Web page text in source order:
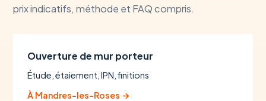
prix indicatifs, méthode et FAQ compris.
Ouverture de mur porteur
Étude, étaiement, IPN, finitions
À Mandres-les-Roses →